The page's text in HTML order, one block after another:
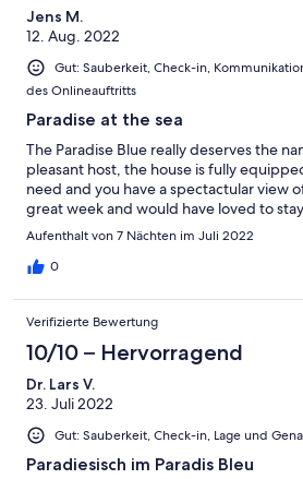
Jens M.
12. Aug. 2022
Gut: Sauberkeit, Check-in,
des Onlineauftritts
Paradise at the sea
The Paradise Blue really deserves the
pleasant host, the house is fully
need and you have a spectactular view
great week and would have loved to
Aufenthalt von 7 Nächten im Juli 2022
0
Verifizierte Bewertung
10/10 – Hervorragend
Dr. Lars V.
23. Juli 2022
Gut: Sauberkeit, Check-in, Lage und
Paradiesisch im Paradis Bleu